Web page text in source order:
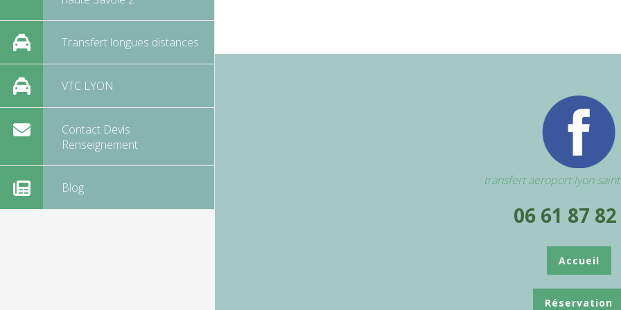
Transfert longues distances
VTC LYON
Contact Devis
Renseignement
Blog
transfert aeroport lyon
06 61 87 82
Accueil
Réservation